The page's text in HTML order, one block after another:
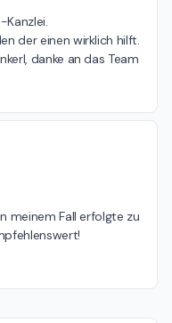
der einen wirklich hilft.
danke an das Team
meinem Fall erfolgte zu